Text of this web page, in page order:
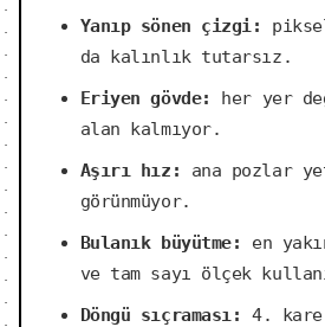
Yanıp sönen çizgi:
da kalınlık tutarsız.
Eriyen gövde:
her yer
alan kalmıyor.
Aşırı hız:
ana pozlar
görünmüyor.
Bulanık büyütme:
en
ve tam sayı ölçek
Döngü sıçraması:
4.